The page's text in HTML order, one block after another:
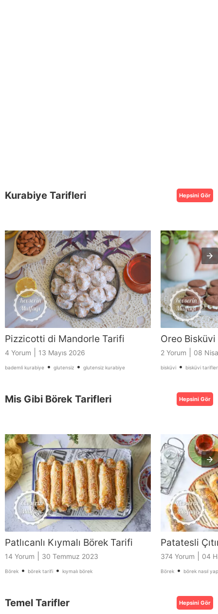
Kurabiye Tarifleri Hepsini Gör
Pizzicotti di Mandorle Tarifi
4 Yorum 13 Mayıs 2026
bademli kurabiye • glutensiz • glutensiz kurabiye
Oreo
2 Yorum 08
bisküvi • bisküvi
Mis Gibi Börek Tarifleri Hepsini Gör
Patlıcanlı Kıymalı Börek Tarifi
14 Yorum 30 Temmuz 2023
Börek • börek tarifi • kıymalı börek
Patatesli
374 Yorum 04
Börek • börek nasıl
Temel Tarifler Hepsini Gör